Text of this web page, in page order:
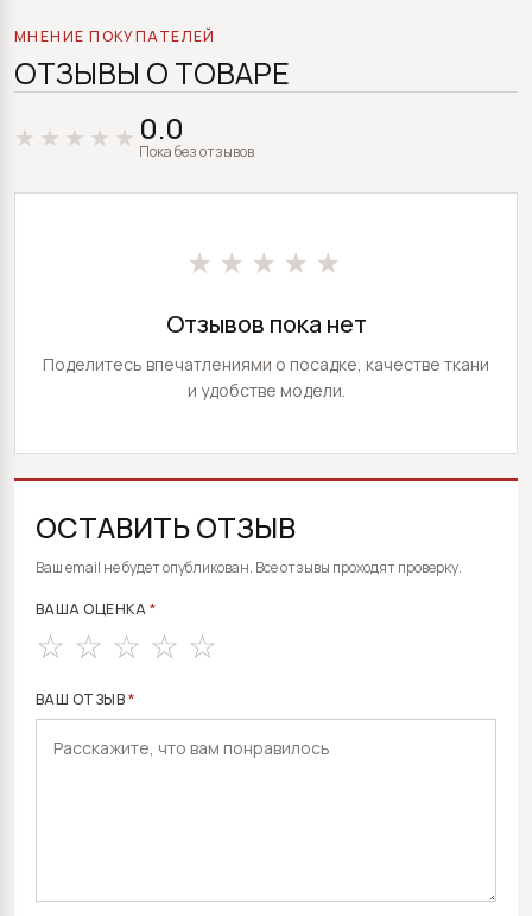
МНЕНИЕ ПОКУПАТЕЛЕЙ
ОТЗЫВЫ О ТОВАРЕ
0.0
Пока без отзывов
★★★★★
Отзывов пока нет
Поделитесь впечатлениями о посадке, качестве ткани
и удобстве модели.
ОСТАВИТЬ ОТЗЫВ
Ваш email не будет опубликован. Все отзывы проходят проверку.
ВАША ОЦЕНКА*
ВАШ ОТЗЫВ*
ALTERNATIVE: